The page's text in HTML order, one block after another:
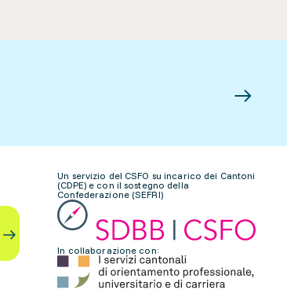
Un servizio del CSFO su incarico dei Cantoni
(CDPE) e con il sostegno della
Confederazione (SEFRI)
In collaborazione con: